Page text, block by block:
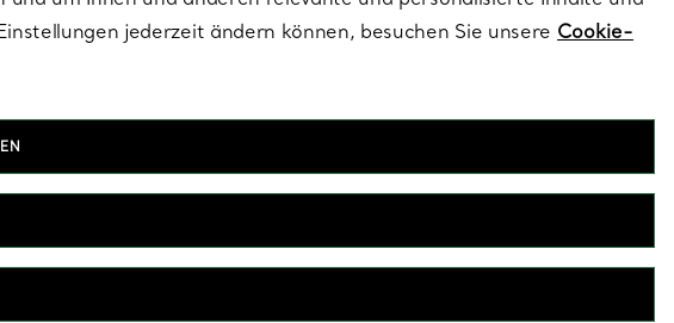
jederzeit ändern können, besuchen Sie unsere Cookie-